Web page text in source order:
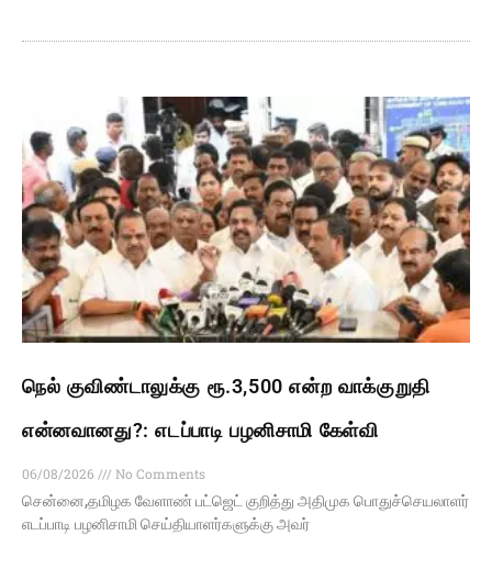
நெல் குவிண்டாலுக்கு ரூ.3,500 என்ற வாக்குறுதி
என்னவானது?: எடப்பாடி பழனிசாமி கேள்வி
06/08/2026
No Comments
சென்னை,தமிழக வேளாண் பட்ஜெட் குறித்து அதிமுக பொதுச்செயலாளர்
எடப்பாடி பழனிசாமி செய்தியாளர்களுக்கு அவர்